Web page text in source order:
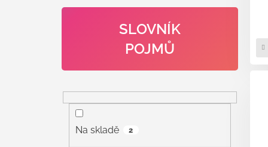
SLOVNÍK
POJMŮ
Na skladě 2